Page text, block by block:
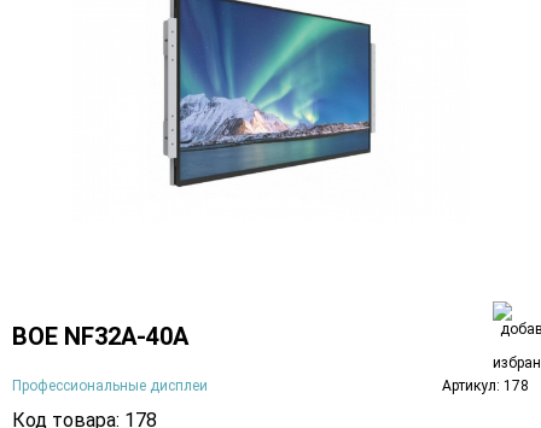
BOE NF32A-40A
Профессиональные дисплеи Артикул: 178
Код товара: 178